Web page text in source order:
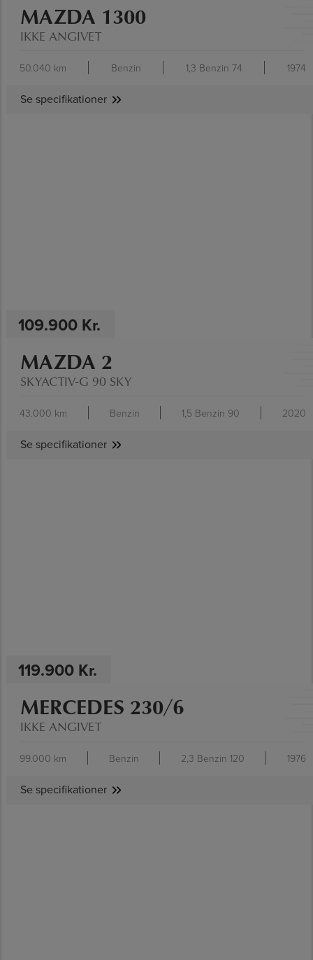
MAZDA 1300
IKKE ANGIVET
50.040 km Benzin 1,3 Benzin 74 1974
Se specifikationer
109.900 Kr.
MAZDA 2
SKYACTIV-G 90 SKY
43.000 km Benzin 1,5 Benzin 90 2020
Se specifikationer
119.900 Kr.
MERCEDES 230/6
IKKE ANGIVET
99.000 km Benzin 2,3 Benzin 120 1976
Se specifikationer